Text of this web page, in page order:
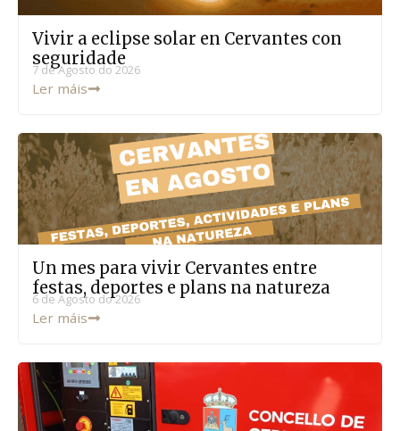
Vivir a eclipse solar en Cervantes con
seguridade
7 de Agosto do 2026
Ler máis
Un mes para vivir Cervantes entre
festas, deportes e plans na natureza
6 de Agosto do 2026
Ler máis